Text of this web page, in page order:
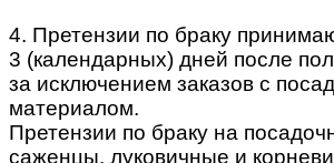
4. Претензии по браку
3 (календарных) дней после
за исключением заказов с
материалом.
Претензии по браку на
саженцы, луковичные и